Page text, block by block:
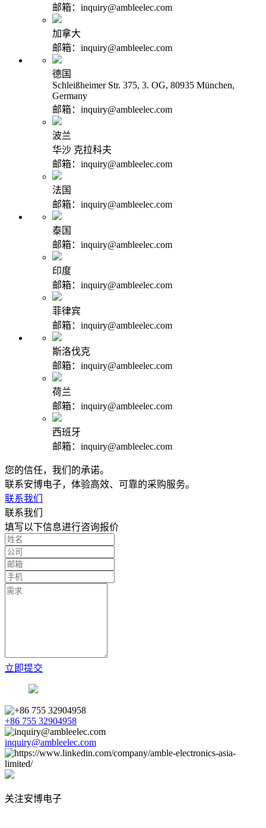
邮箱：inquiry@ambleelec.com
加拿大
邮箱：inquiry@ambleelec.com
德国
Schleißheimer Str. 375, 3. OG, 80935 München,
Germany
邮箱：inquiry@ambleelec.com
波兰
华沙 克拉科夫
邮箱：inquiry@ambleelec.com
法国
邮箱：inquiry@ambleelec.com
泰国
邮箱：inquiry@ambleelec.com
印度
邮箱：inquiry@ambleelec.com
菲律宾
邮箱：inquiry@ambleelec.com
斯洛伐克
邮箱：inquiry@ambleelec.com
荷兰
邮箱：inquiry@ambleelec.com
西班牙
邮箱：inquiry@ambleelec.com
您的信任，我们的承诺。
联系安博电子，体验高效、可靠的采购服务。
联系我们
联系我们
填写以下信息进行咨询报价
立即提交
+86 755 32904958
inquiry@ambleelec.com
关注安博电子